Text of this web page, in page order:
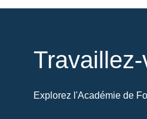
Explorez l'Académie de